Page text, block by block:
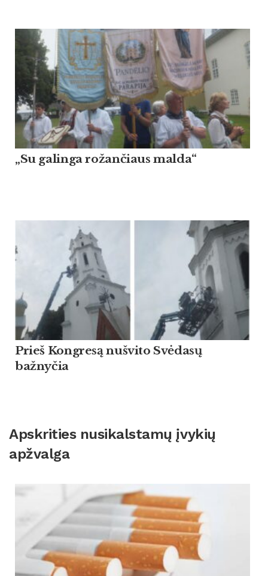
„Su galinga rožančiaus malda“
Prieš Kongresą nušvito Svėdasų
bažnyčia
Apskrities nusikalstamų įvykių
apžvalga